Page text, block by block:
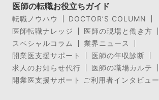
医師の転職お役立ちガイド
転職ノウハウ
DOCTOR’S COLUMN
医師転職ナレッジ
医師の現場と働き方
スペシャルコラム
業界ニュース
開業医支援サポート
医師の年収診断
求人のお知らせ代行
医師の職場カルテ
開業医支援サポート ご利用者インタビュー